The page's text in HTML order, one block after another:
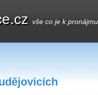
vše co je k